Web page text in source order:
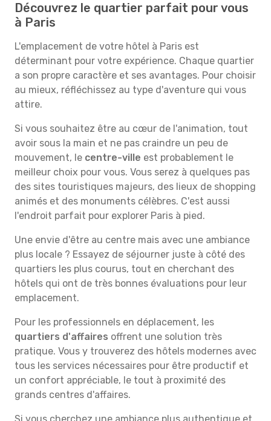
Découvrez le quartier parfait pour vous
à Paris
L'emplacement de votre hôtel à Paris est
déterminant pour votre expérience. Chaque quartier
a son propre caractère et ses avantages. Pour choisir
au mieux, réfléchissez au type d'aventure qui vous
attire.
Si vous souhaitez être au cœur de l'animation, tout
avoir sous la main et ne pas craindre un peu de
mouvement, le centre-ville est probablement le
meilleur choix pour vous. Vous serez à quelques pas
des sites touristiques majeurs, des lieux de shopping
animés et des monuments célèbres. C'est aussi
l'endroit parfait pour explorer Paris à pied.
Une envie d'être au centre mais avec une ambiance
plus locale ? Essayez de séjourner juste à côté des
quartiers les plus courus, tout en cherchant des
hôtels qui ont de très bonnes évaluations pour leur
emplacement.
Pour les professionnels en déplacement, les
quartiers d'affaires offrent une solution très
pratique. Vous y trouverez des hôtels modernes avec
tous les services nécessaires pour être productif et
un confort appréciable, le tout à proximité des
grands centres d'affaires.